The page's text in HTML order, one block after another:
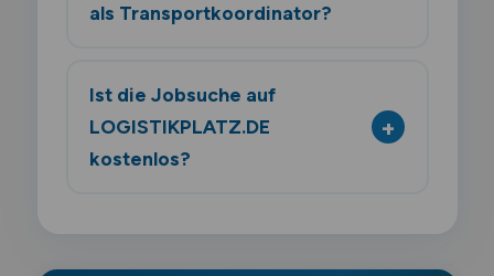
als Transportkoordinator?
Ist die Jobsuche auf
LOGISTIKPLATZ.DE
kostenlos?